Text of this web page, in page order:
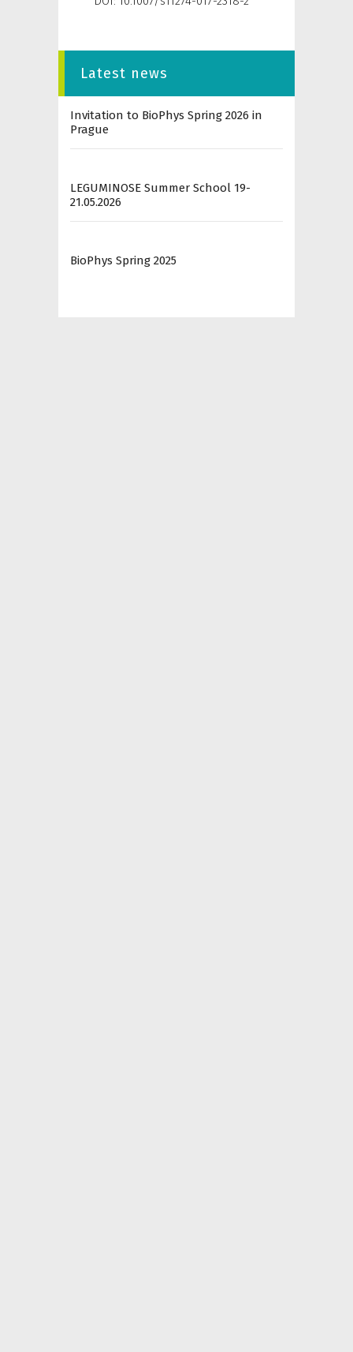
Latest news
Invitation to BioPhys Spring 2026 in
Prague
LEGUMINOSE Summer School 19-
21.05.2026
BioPhys Spring 2025